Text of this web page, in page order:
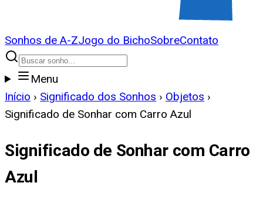
Sonhos de A-ZJogo do BichoSobreContato
Menu
Início › Significado dos Sonhos › Objetos ›
Significado de Sonhar com Carro Azul
Significado de Sonhar com Carro
Azul